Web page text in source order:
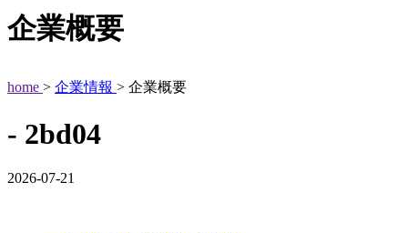
企業概要
home > 企業情報 > 企業概要
- 2bd04
2026-07-21